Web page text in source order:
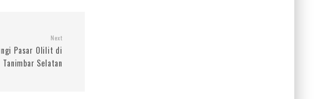
Next
Pasar Olilit di
Tanimbar Selatan